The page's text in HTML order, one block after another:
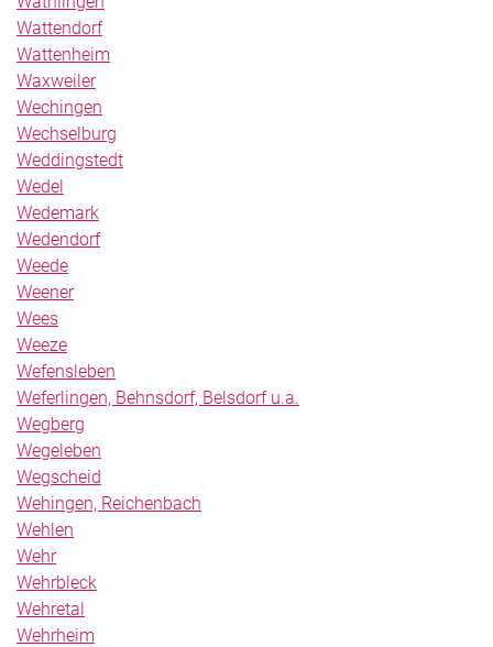
Wattendorf
Wattenheim
Waxweiler
Wechingen
Wechselburg
Weddingstedt
Wedel
Wedemark
Wedendorf
Weede
Weener
Wees
Weeze
Wefensleben
Weferlingen, Behnsdorf, Belsdorf u.a.
Wegberg
Wegeleben
Wegscheid
Wehingen, Reichenbach
Wehlen
Wehr
Wehrbleck
Wehretal
Wehrheim